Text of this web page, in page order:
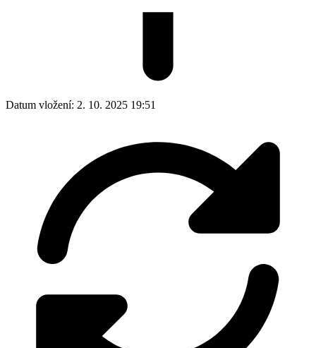
Datum vložení: 2. 10. 2025 19:51